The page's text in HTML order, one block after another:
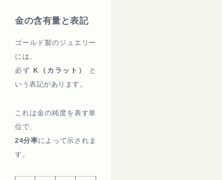
金の含有量と表記
ゴールド製のジュエリー
には、
必ず K（カラット）
と
いう表記があります。
これは金の純度を表す単
位で、
24分率によって示されま
す。